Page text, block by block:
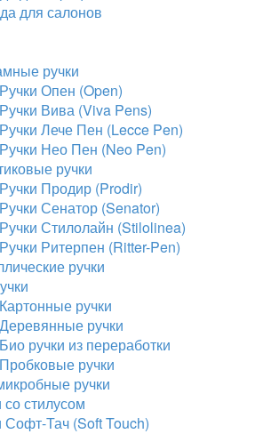
для салонов
ручки
Ручки Опен (Open)
Ручки Вива (Viva Pens)
Ручки Лече Пен (Lecce Pen)
Ручки Нео Пен (Neo Pen)
ручки
Ручки Продир (Prodir)
Ручки Сенатор (Senator)
Ручки Стилолайн (Stilolinea)
Ручки Ритерпен (Ritter-Pen)
ручки
Картонные ручки
Деревянные ручки
Био ручки из переработки
Пробковые ручки
ручки
со стилусом
Софт-Тач (Soft Touch)